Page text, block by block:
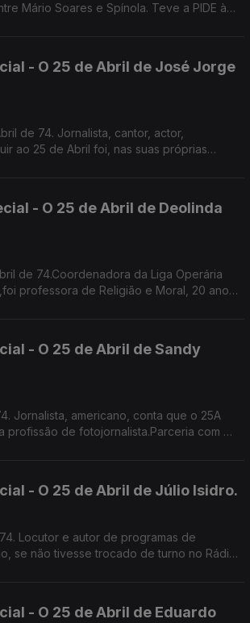
Mário Soares e Spínola. Teve a PIDE à
- O 25 de Abril de José Jorge
de 74. Jornalista, cantor, actor,
ao 25 de Abril foi, nas suas próprias
- O 25 de Abril de Deolinda
de 74.Coordenadora da Liga Operária
de Religião e Moral, 20 anos
- O 25 de Abril de Sandy
Jornalista, americano, conta que o 25A
profissão de fotojornalista.Parceria com o
- O 25 de Abril de Júlio Isidro.
Locutor e autor de programas de
se não tivesse trocado de turno no Rádio
- O 25 de Abril de Eduardo